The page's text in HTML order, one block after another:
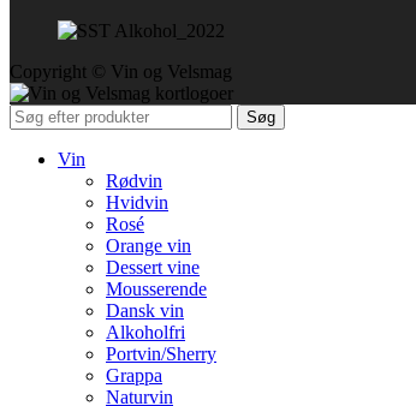
Copyright © Vin og Velsmag
Søg
Vin
Rødvin
Hvidvin
Rosé
Orange vin
Dessert vine
Mousserende
Dansk vin
Alkoholfri
Portvin/Sherry
Grappa
Naturvin